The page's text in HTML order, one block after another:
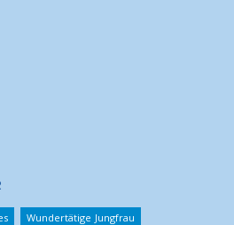
Wundertätige Jungfrau